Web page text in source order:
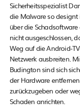
Sicherheitsspezialist
die Malware so designt
über die
nicht ausgeschlossen,
Weg auf die Android-
Netzwerk ausbreiten.
Budington sind sich
der Hardware
zurückzugeben oder
Schaden anrichten.